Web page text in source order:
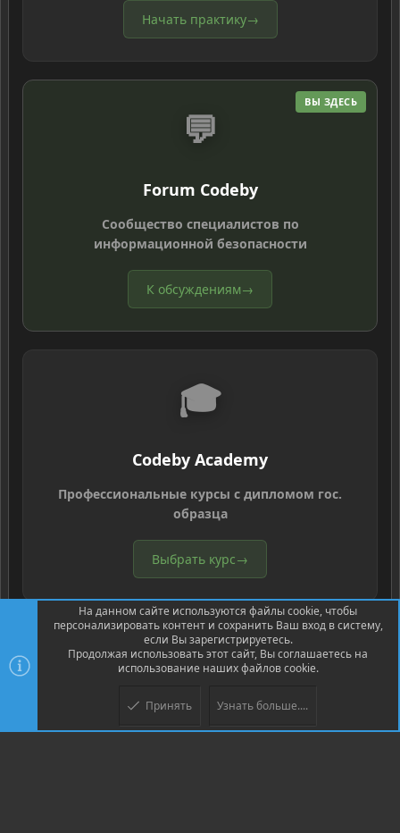
Начать практику→
ВЫ ЗДЕСЬ
💬
Forum Codeby
Сообщество специалистов по
информационной безопасности
К обсуждениям→
🎓
Codeby Academy
Профессиональные курсы с дипломом гос.
образца
Выбрать курс→
Community platform by XenForo ® © 2010-2026 XenForo Ltd.
© Jason Axelrod of 8WAYRUN
На данном сайте используются файлы cookie, чтобы
персонализировать контент и сохранить Ваш вход в систему,
если Вы зарегистрируетесь.
Продолжая использовать этот сайт, Вы соглашаетесь на
использование наших файлов cookie.
Принять Узнать больше....